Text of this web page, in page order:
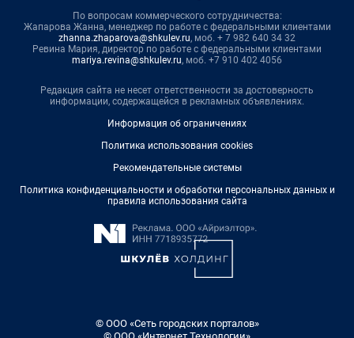
По вопросам коммерческого сотрудничества:
Жапарова Жанна, менеджер по работе с федеральными клиентами
zhanna.zhaparova@shkulev.ru, моб. + 7 982 640 34 32
Ревина Мария, директор по работе с федеральными клиентами
mariya.revina@shkulev.ru, моб. +7 910 402 4056
Редакция сайта не несет ответственности за достоверность
информации, содержащейся в рекламных объявлениях.
Информация об ограничениях
Политика использования cookies
Рекомендательные системы
Политика конфиденциальности и обработки персональных данных и
правила использования сайта
© ООО «Сеть городских порталов»